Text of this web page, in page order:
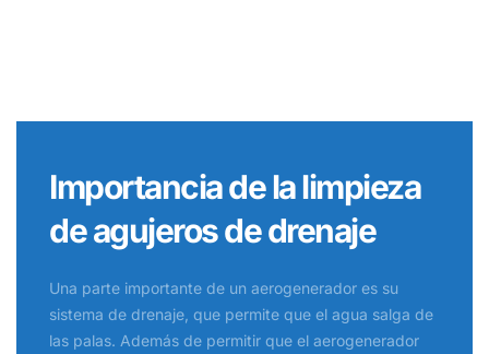
Importancia de la limpieza
de agujeros de drenaje
Una parte importante de un aerogenerador es su
sistema de drenaje, que permite que el agua salga de
las palas. Además de permitir que el aerogenerador